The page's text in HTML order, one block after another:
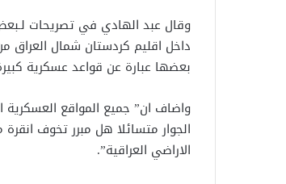
وقال عبد الهادي في تصريحات
بعضها عبارة عن قواعد عسكرية
واضاف ان” جميع المواقع
الاراضي العراقية”.